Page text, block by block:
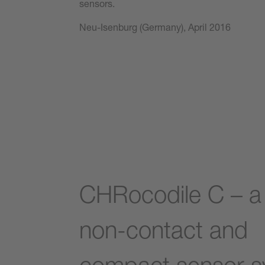
sensors.
Neu-Isenburg (Germany), April 2016
CHRocodile C –
non-contact and